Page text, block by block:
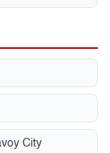
City